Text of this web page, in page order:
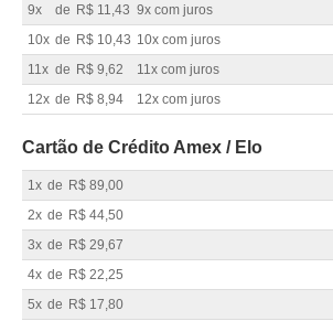
9x
de R$ 11,43 9x com juros
10x de R$ 10,43 10x com juros
11x de R$ 9,62 11x com juros
12x de R$ 8,94 12x com juros
Cartão de Crédito Amex / Elo
1x de R$ 89,00
2x de R$ 44,50
3x de R$ 29,67
4x de R$ 22,25
5x de R$ 17,80